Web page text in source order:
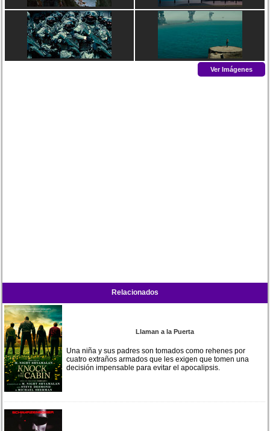
Ver Imágenes
Relacionados
Llaman a la Puerta
Una niña y sus padres son tomados como rehenes por
cuatro extraños armados que les exigen que tomen una
decisión impensable para evitar el apocalipsis.